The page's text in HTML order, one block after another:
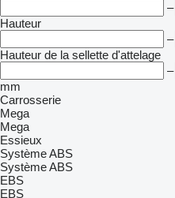
–
Hauteur
–
Hauteur de la sellette d'attelage
–
mm
Carrosserie
Mega
Mega
Essieux
Système ABS
Système ABS
EBS
EBS